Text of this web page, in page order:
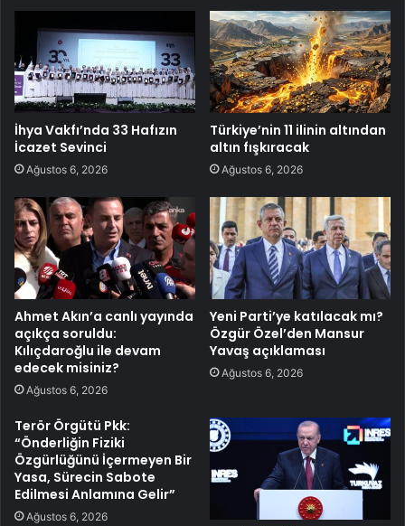
İhya Vakfı’nda 33 Hafızın
İcazet Sevinci
Ağustos 6, 2026
Türkiye’nin 11 ilinin altından
altın fışkıracak
Ağustos 6, 2026
Ahmet Akın’a canlı yayında
açıkça soruldu:
Kılıçdaroğlu ile devam
edecek misiniz?
Ağustos 6, 2026
Yeni Parti’ye katılacak mı?
Özgür Özel’den Mansur
Yavaş açıklaması
Ağustos 6, 2026
Terör Örgütü Pkk:
“Önderliğin Fiziki
Özgürlüğünü İçermeyen Bir
Yasa, Sürecin Sabote
Edilmesi Anlamına Gelir”
Ağustos 6, 2026